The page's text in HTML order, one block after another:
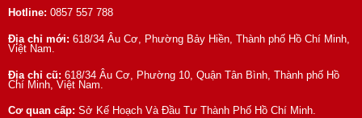
Hotline: 0857 557 788
Địa chỉ mới: 618/34 Âu Cơ, Phường Bảy Hiền, Thành phố Hồ Chí Minh,
Việt Nam.
Địa chỉ cũ: 618/34 Âu Cơ, Phường 10, Quận Tân Bình, Thành phố Hồ
Chí Minh, Việt Nam.
Cơ quan cấp: Sở Kế Hoạch Và Đầu Tư Thành Phố Hồ Chí Minh.